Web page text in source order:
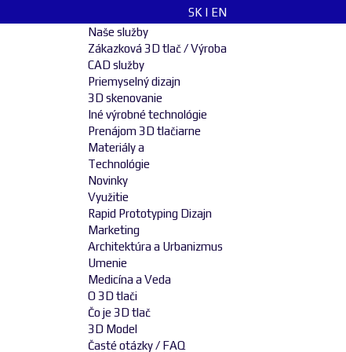
SK | EN
Naše služby
Zákazková 3D tlač / Výroba
CAD služby
Priemyselný dizajn
3D skenovanie
Iné výrobné technológie
Prenájom 3D tlačiarne
Materiály a
Technológie
Novinky
Využitie
Rapid Prototyping Dizajn
Marketing
Architektúra a Urbanizmus
Umenie
Medicína a Veda
O 3D tlači
Čo je 3D tlač
3D Model
Časté otázky / FAQ